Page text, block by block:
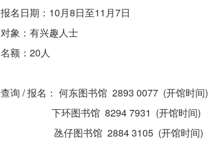
报名日期：10月8日至11月7日
对象：有兴趣人士
名额：20人
查询 / 报名： 何东图书馆 2893 0077 (开馆时间)
下环图书馆 8294 7931 (开馆时间)
氹仔图书馆 2884 3105 (开馆时间)